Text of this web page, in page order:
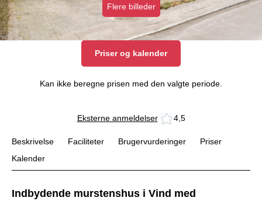
Flere billeder
Priser og kalender
Kan ikke beregne prisen med den valgte periode.
Eksterne anmeldelser 4,5
Beskrivelse Faciliteter Brugervurderinger
Priser
Kalender
Indbydende murstenshus i Vind med